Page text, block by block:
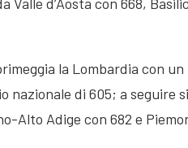
la Lombardia con
nazionale di 605; a seguire
Alto Adige con 682 e